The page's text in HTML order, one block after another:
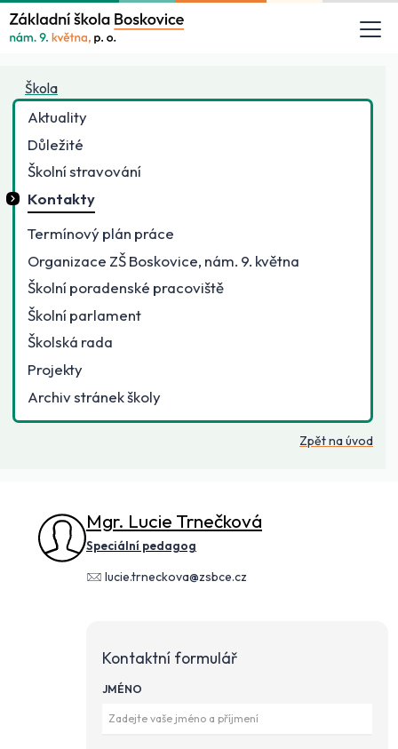
Škola
Aktuality
Důležité
Školní stravování
Kontakty
Termínový plán práce
Organizace ZŠ Boskovice, nám. 9. května
Školní poradenské pracoviště
Školní parlament
Školská rada
Projekty
Archiv stránek školy
Zpět na úvod
Mgr. Lucie Trnečková
Speciální pedagog
lucie.trneckova@zsbce.cz
Kontaktní formulář
JMÉNO